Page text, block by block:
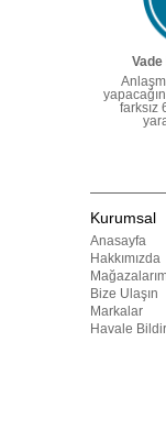
Vade
farksız
Kurumsal
Anasayfa
Hakkımızda
Bize Ulaşın
Markalar
Havale